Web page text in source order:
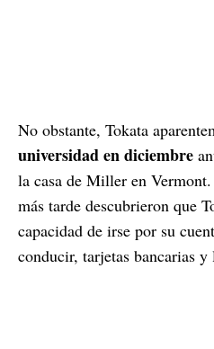
No obstante, Tokata
universidad en diciembre
la casa de Miller en
más tarde descubrieron que
capacidad de irse por su
conducir, tarjetas bancarias y